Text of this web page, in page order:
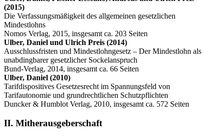
(2015)
Die Verfassungsmäßigkeit des allgemeinen gesetzlichen
Mindestlohns
Nomos Verlag, 2015, insgesamt ca. 203 Seiten
Ulber, Daniel und Ulrich Preis (2014)
Ausschlussfristen und Mindestlohngesetz – Der Mindestlohn als
unabdingbarer gesetzlicher Sockelanspruch
Bund-Verlag, 2014, insgesamt ca. 66 Seiten
Ulber, Daniel (2010)
Tarifdispositives Gesetzesrecht im Spannungsfeld von
Tarifautonomie und grundrechtlichen Schutzpflichten
Duncker & Humblot Verlag, 2010, insgesamt ca. 572 Seiten
II. Mitherausgeberschaft